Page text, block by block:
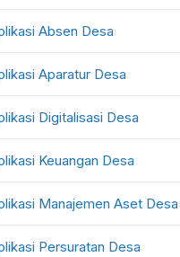
Absen Desa
Aparatur Desa
Digitalisasi Desa
Keuangan Desa
Manajemen Aset Desa
Persuratan Desa